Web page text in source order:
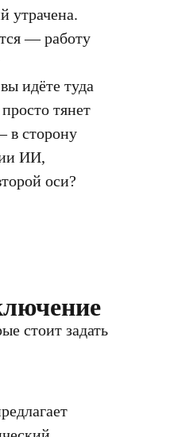
утрачена.
— работу
идёте туда
тянет
в сторону
ИИ,
оси?
стоит задать